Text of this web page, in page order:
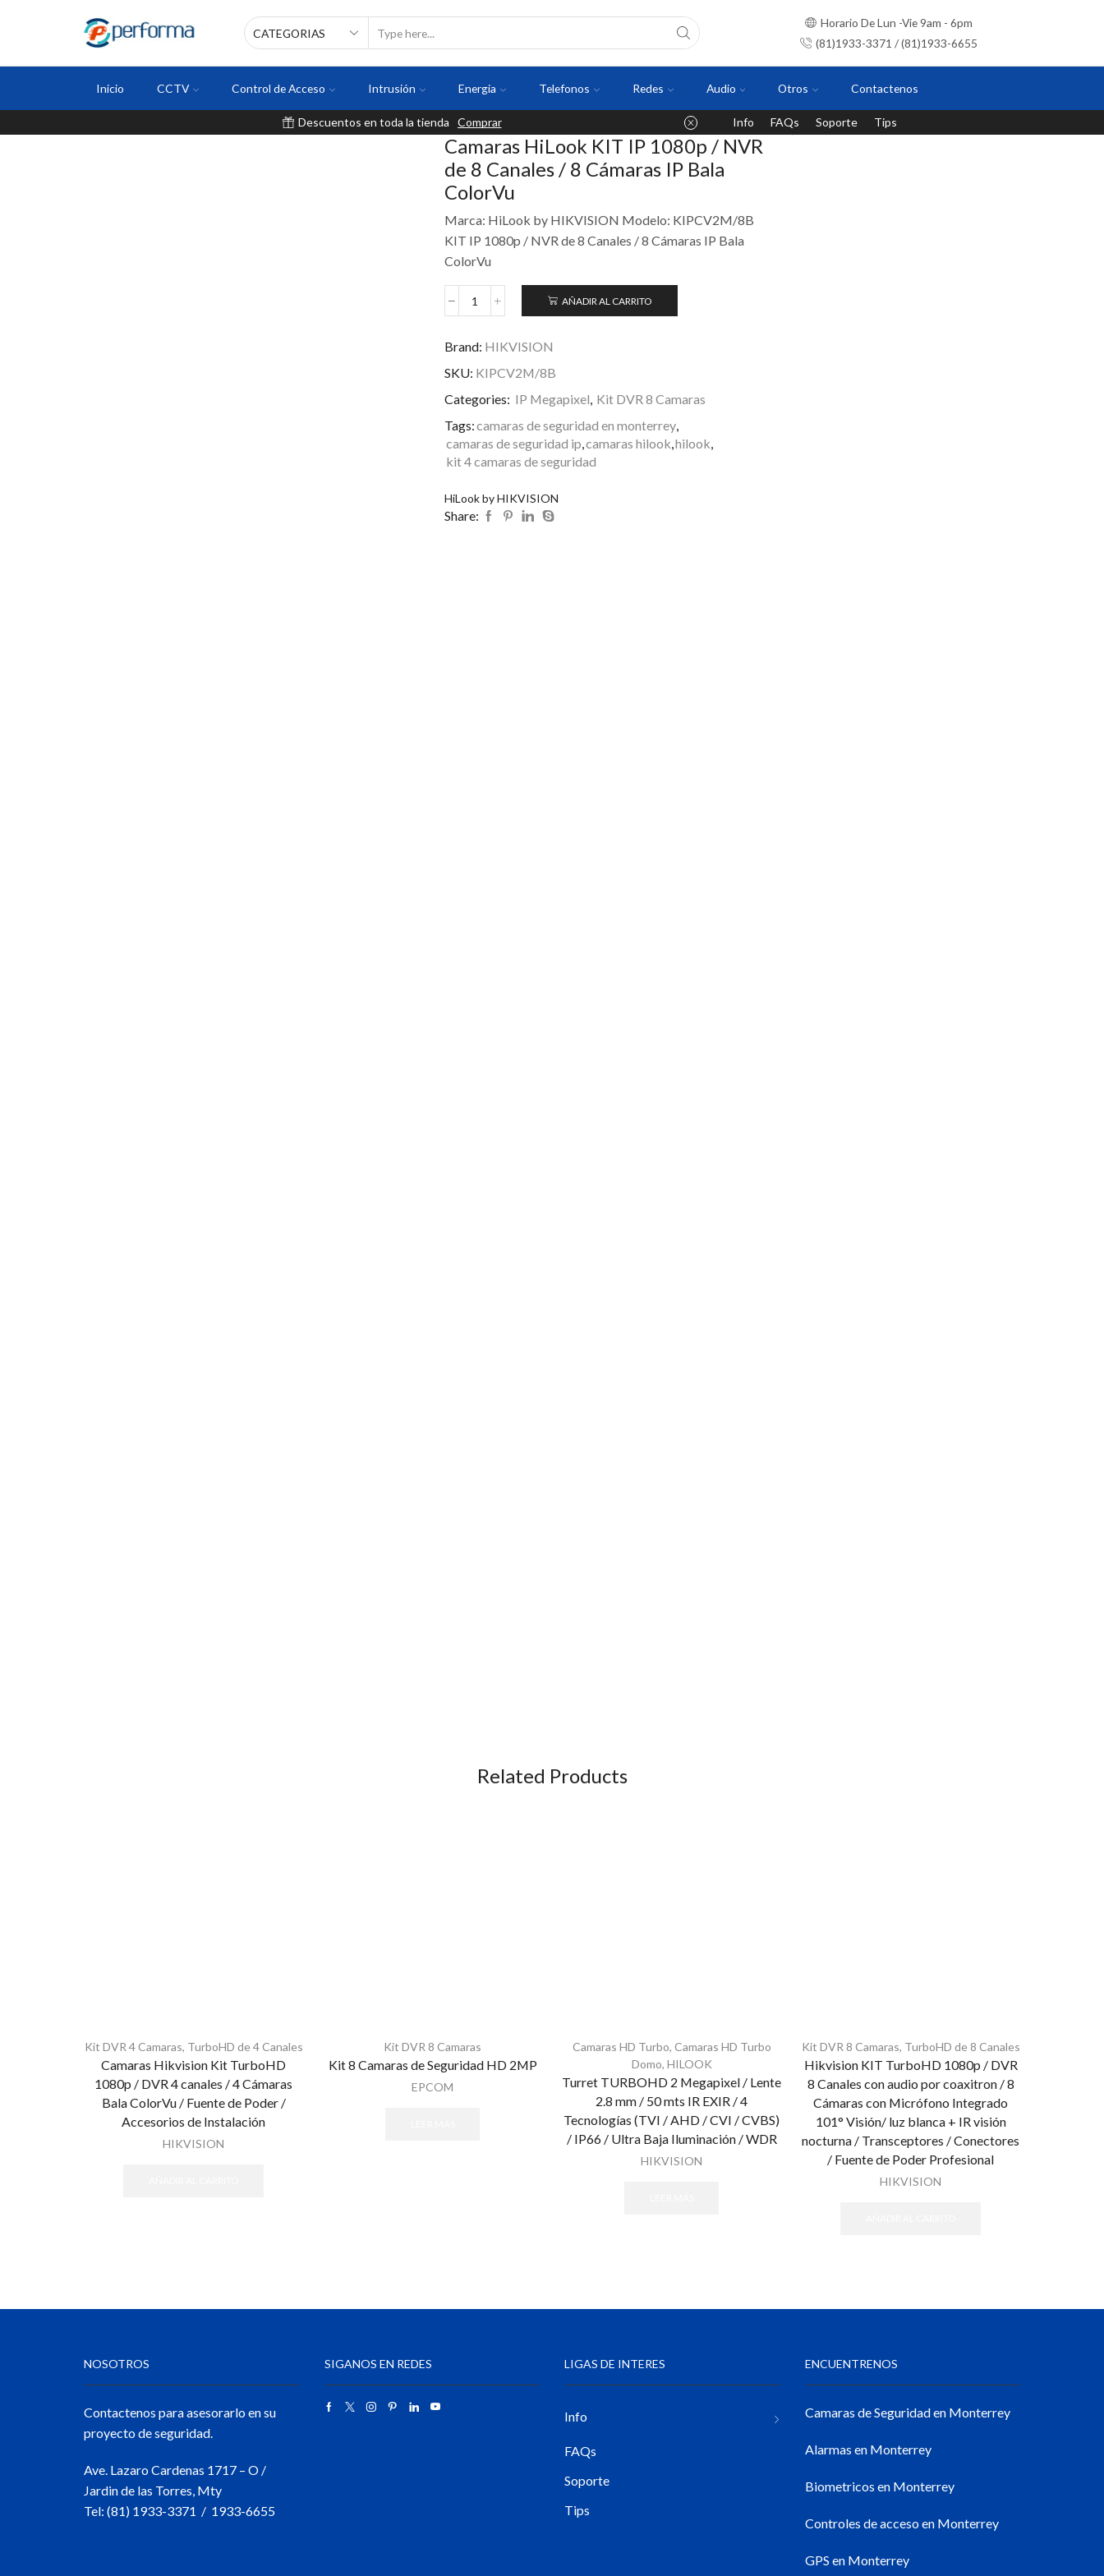
Horario De Lun -Vie 9am - 6pm
(81)1933-3371 / (81)1933-6655
Inicio CCTV Control de Acceso Intrusión Energia Telefonos Redes Audio Otros Contactenos
Descuentos en toda la tienda Comprar Info FAQs Soporte Tips
Camaras HiLook KIT IP 1080p / NVR
de 8 Canales / 8 Cámaras IP Bala
ColorVu
Marca: HiLook by HIKVISION Modelo: KIPCV2M/8B
KIT IP 1080p / NVR de 8 Canales / 8 Cámaras IP Bala
ColorVu
AÑADIR AL CARRITO
Brand: HIKVISION
SKU: KIPCV2M/8B
Categories: IP Megapixel, Kit DVR 8 Camaras
Tags:camaras de seguridad en monterrey,
camaras de seguridad ip,camaras hilook,hilook,
kit 4 camaras de seguridad
HiLook by HIKVISION
Share:
Related Products
Kit DVR 4 Camaras, TurboHD de 4 Canales
Camaras Hikvision Kit TurboHD
1080p / DVR 4 canales / 4 Cámaras
Bala ColorVu / Fuente de Poder /
Accesorios de Instalación
HIKVISION
Kit DVR 8 Camaras
Kit 8 Camaras de Seguridad HD 2MP
EPCOM
Camaras HD Turbo, Camaras HD Turbo
Domo, HILOOK
Turret TURBOHD 2 Megapixel / Lente
2.8 mm / 50 mts IR EXIR / 4
Tecnologías (TVI / AHD / CVI / CVBS)
/ IP66 / Ultra Baja Iluminación / WDR
HIKVISION
Kit DVR 8 Camaras, TurboHD de 8 Canales
Hikvision KIT TurboHD 1080p / DVR
8 Canales con audio por coaxitron / 8
Cámaras con Micrófono Integrado
101° Visión/ luz blanca + IR visión
nocturna / Transceptores / Conectores
/ Fuente de Poder Profesional
HIKVISION
NOSOTROS
Contactenos para asesorarlo en su
proyecto de seguridad.
Ave. Lazaro Cardenas 1717 – O /
Jardin de las Torres, Mty
Tel: (81) 1933-3371 / 1933-6655
SIGANOS EN REDES LIGAS DE INTERES
Info
FAQs
Soporte
Tips
ENCUENTRENOS
Camaras de Seguridad en Monterrey
Alarmas en Monterrey
Biometricos en Monterrey
Controles de acceso en Monterrey
GPS en Monterrey